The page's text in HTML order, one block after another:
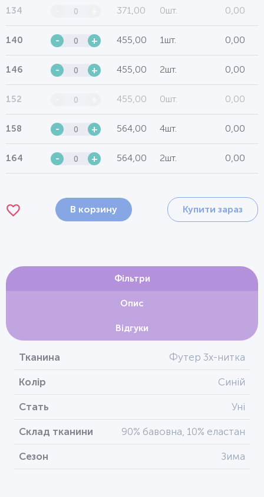
134 371,00 0шт. 0,00
140 - + 455,00 1шт. 0,00
146 - + 455,00 2шт. 0,00
152 455,00 0шт. 0,00
158 - + 564,00 4шт. 0,00
164 - + 564,00 2шт. 0,00
В корзину Купити зараз
Фільтри
Опис
Відгуки
Тканина Футер 3х-нитка
Колір Синій
Стать Уні
Склад тканини 90% бавовна, 10% еластан
Сезон Зима